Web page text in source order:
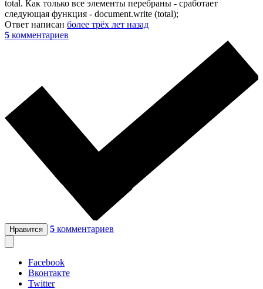
total. Как только все элементы перебраны - сработает
следующая функция - document.write (total);
Ответ написан более трёх лет назад
5 комментариев
Нравится 5 комментариев
Facebook
Вконтакте
Twitter